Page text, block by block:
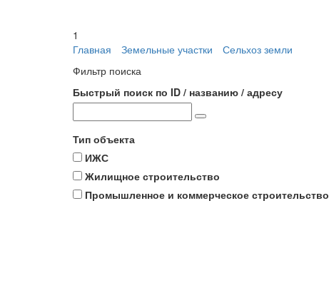
1
Главная
Земельные участки
Сельхоз земли
Фильтр поиска
Быстрый поиск по ID / названию / адресу
Тип объекта
ИЖС
Жилищное строительство
Промышленное и коммерческое строительство